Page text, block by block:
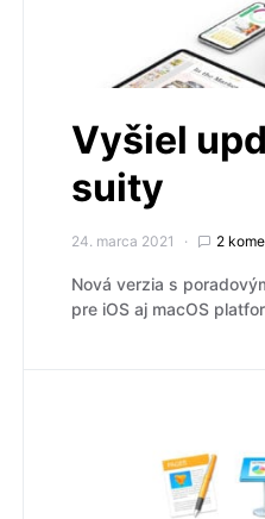
Vyšiel
suity
24. marca 2021 2
Nová verzia s
pre iOS aj macOS